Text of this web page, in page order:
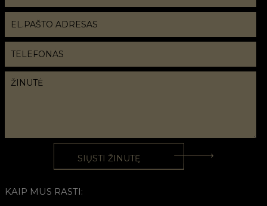
KAIP MUS RASTI: